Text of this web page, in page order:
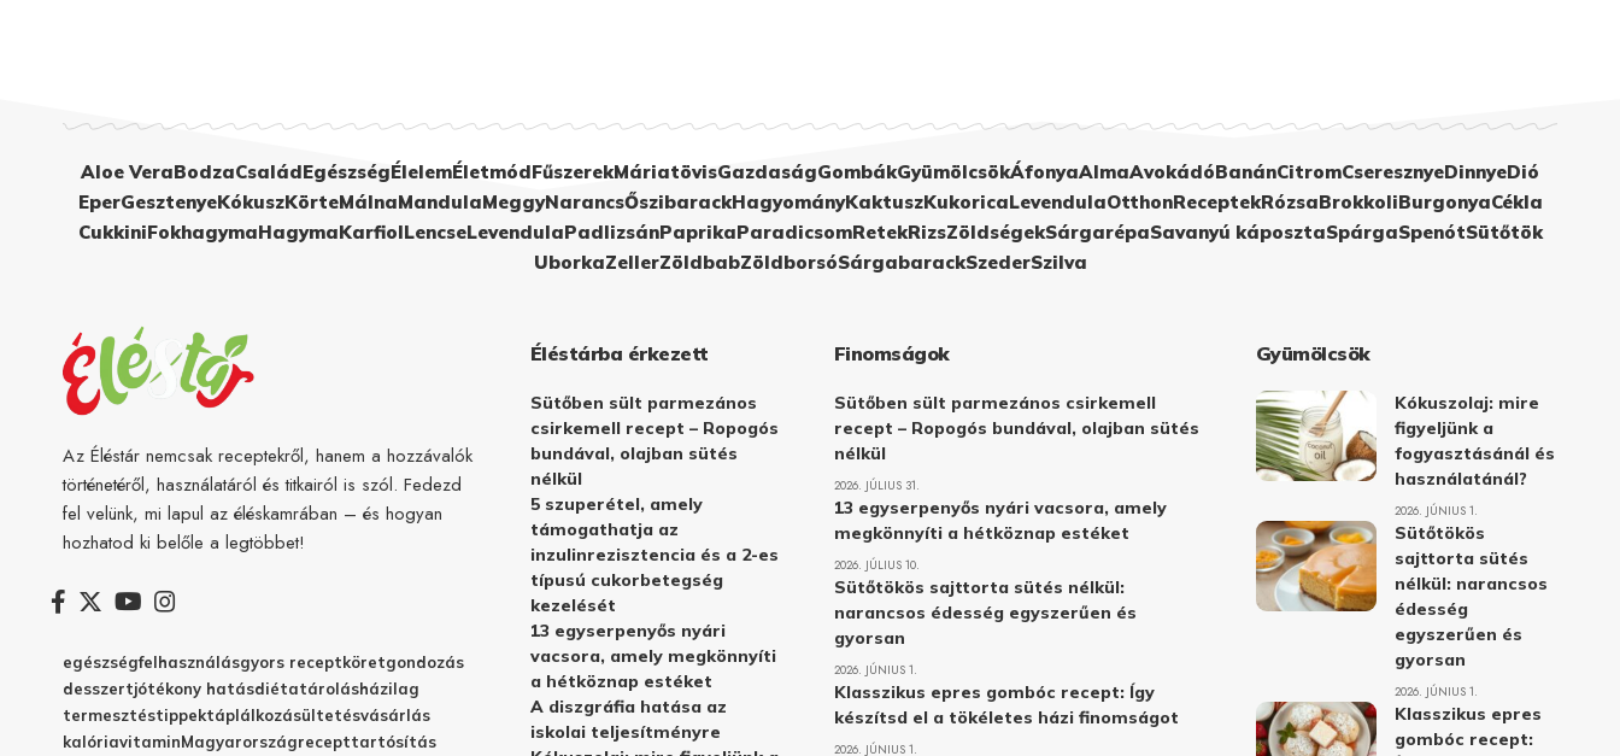
Aloe VeraBodzaCsaládEgészségÉlelemÉletmódFűszerekMáriatövisGazdaságGombákGyümölcsökÁfonyaAlmaAvokádóBanánCitromCseresznyeDinnyeDió
EperGesztenyeKókuszKörteMálnaMandulaMeggyNarancsŐszibarackHagyományKaktuszKukoricaLevendulaOtthonReceptekRózsaBrokkoliBurgonyaCékla
CukkiniFokhagymaHagymaKarfiolLencseLevendulaPadlizsánPaprikaParadicsomRetekRizsZöldségekSárgarépaSavanyú káposztaSpárgaSpenótSütőtök
UborkaZellerZöldbabZöldborsóSárgabarackSzederSzilva
Az Éléstár nemcsak receptekről, hanem a hozzávalók
történetéről, használatáról és titkairól is szól. Fedezd
fel velünk, mi lapul az éléskamrában – és hogyan
hozhatod ki belőle a legtöbbet!
egészségfelhasználásgyors receptköretgondozás
desszertjótékony hatásdiétatárolásházilag
termesztéstippektáplálkozásültetésvásárlás
kalóriavitaminMagyarországrecepttartósítás
Éléstárba érkezett
Sütőben sült parmezános
csirkemell recept – Ropogós
bundával, olajban sütés
nélkül
5 szuperétel, amely
támogathatja az
inzulinrezisztencia és a 2-es
típusú cukorbetegség
kezelését
13 egyserpenyős nyári
vacsora, amely megkönnyíti
a hétköznap estéket
A diszgráfia hatása az
iskolai teljesítményre
Finomságok
Sütőben sült parmezános csirkemell
recept – Ropogós bundával, olajban sütés
nélkül
2026. JÚLIUS 31.
13 egyserpenyős nyári vacsora, amely
megkönnyíti a hétköznap estéket
2026. JÚLIUS 10.
Sütőtökös sajttorta sütés nélkül:
narancsos édesség egyszerűen és
gyorsan
2026. JÚNIUS 1.
Klasszikus epres gombóc recept: Így
készítsd el a tökéletes házi finomságot
2026. JÚNIUS 1.
Gyümölcsök
Kókuszolaj: mire
figyeljünk a
fogyasztásánál és
használatánál?
2026. JÚNIUS 1.
Sütőtökös
sajttorta sütés
nélkül: narancsos
édesség
egyszerűen és
gyorsan
2026. JÚNIUS 1.
Klasszikus epres
gombóc recept: